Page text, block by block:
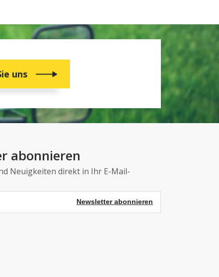
uns
abonnieren
Neuigkeiten direkt in Ihr E-Mail-
Newsletter abonnieren